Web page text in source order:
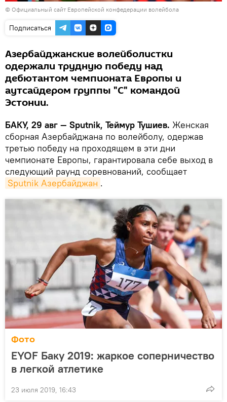
© Официальный сайт Европейской конфедерации волейбола
Подписаться
Азербайджанские волейболистки
одержали трудную победу над
дебютантом чемпионата Европы и
аутсайдером группы "С" командой
Эстонии.
БАКУ, 29 авг — Sputnik, Теймур Тушиев. Женская
сборная Азербайджана по волейболу, одержав
третью победу на проходящем в эти дни
чемпионате Европы, гарантировала себе выход в
следующий раунд соревнований, сообщает
Sputnik Азербайджан .
Фото
EYOF Баку 2019: жаркое соперничество
в легкой атлетике
23 июля 2019, 16:43